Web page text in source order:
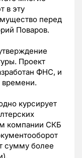
в эту
перед
Поваров.
Проект
ФНС, и
времени.
курсирует
компании СКБ
сумму более